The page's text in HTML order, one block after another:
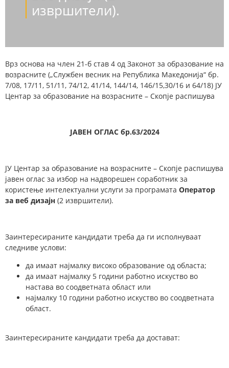
извршители).
Врз основа на член 21-б став 4 од Законот за образование на
возрасните („Службен весник на Република Македонија“ бр.
7/08, 17/11, 51/11, 74/12, 41/14, 144/14, 146/15,30/16 и 64/18) ЈУ
Центар за образование на возрасните – Скопје распишува
ЈАВЕН ОГЛАС бр.63/2024
ЈУ Центар за образование на возрасните – Скопје распишува
јавен оглас за избор на надворешен соработник за
користење интелектуални услуги за програмата Оператор
за веб дизајн (2 извршители).
Заинтересираните кандидати треба да ги исполнуваат
следниве услови:
да имаат најмалку високо образование од областа;
да имаат најмалку 5 години работно искуство во
настава во соодветната област или
најмалку 10 години работно искуство во соодветната
област.
Заинтересираните кандидати треба да достават: